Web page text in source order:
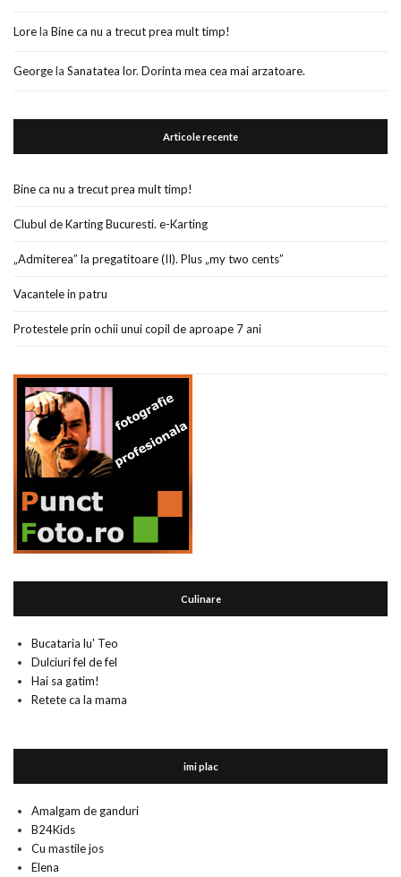
Lorela Bine ca nu a trecut prea mult timp!
Georgela Sanatatea lor. Dorinta mea cea mai arzatoare.
Articole recente
Bine ca nu a trecut prea mult timp!
Clubul de Karting Bucuresti. e-Karting
„Admiterea” la pregatitoare (II). Plus „my two cents”
Vacantele in patru
Protestele prin ochii unui copil de aproape 7 ani
Culinare
Bucataria lu' Teo
Dulciuri fel de fel
Hai sa gatim!
Retete ca la mama
imi plac
Amalgam de ganduri
B24Kids
Cu mastile jos
Elena